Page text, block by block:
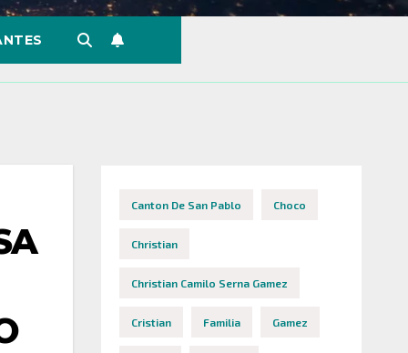
Canton De San Pablo Choco
Christian
Christian Camilo Serna Gamez
Cristian Familia Gamez